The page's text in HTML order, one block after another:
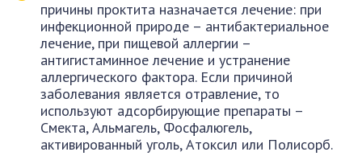
причины проктита назначается лечение: при
инфекционной природе – антибактериальное
лечение, при пищевой аллергии –
антигистаминное лечение и устранение
аллергического фактора. Если причиной
заболевания является отравление, то
используют адсорбирующие препараты –
Смекта, Альмагель, Фосфалюгель,
активированный уголь, Атоксил или Полисорб.